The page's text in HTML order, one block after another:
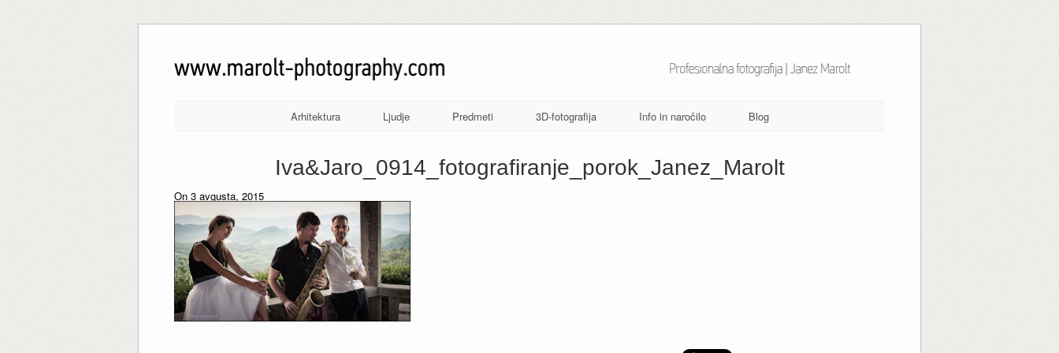
Arhitektura Ljudje Predmeti 3D-fotografija Info in naročilo Blog
Iva&Jaro_0914_fotografiranje_porok_Janez_Marolt
On 3 avgusta, 2015